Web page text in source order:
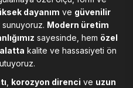
dayanım ve güvenilir
Modern üretim
sayesinde, hem özel
kalite ve hassasiyeti ön
korozyon direnci ve uzun